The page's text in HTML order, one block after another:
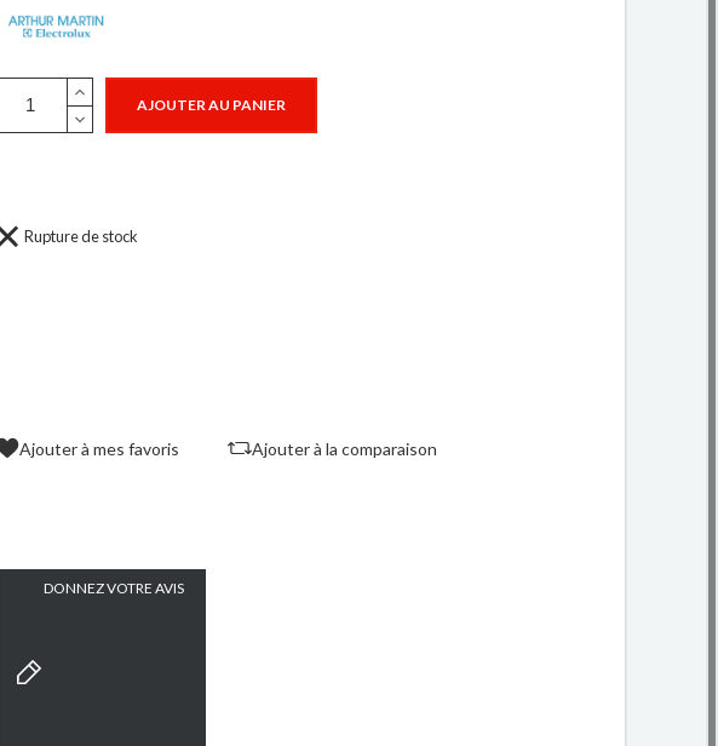
AJOUTER AU PANIER
Rupture de stock
Ajouter à mes favoris Ajouter à la comparaison
DONNEZ VOTRE AVIS